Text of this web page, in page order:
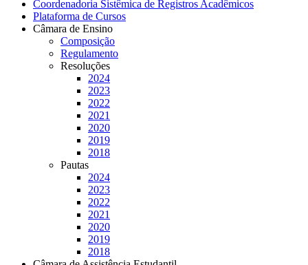
Coordenadoria Sistêmica de Registros Acadêmicos
Plataforma de Cursos
Câmara de Ensino
Composição
Regulamento
Resoluções
2024
2023
2022
2021
2020
2019
2018
Pautas
2024
2023
2022
2021
2020
2019
2018